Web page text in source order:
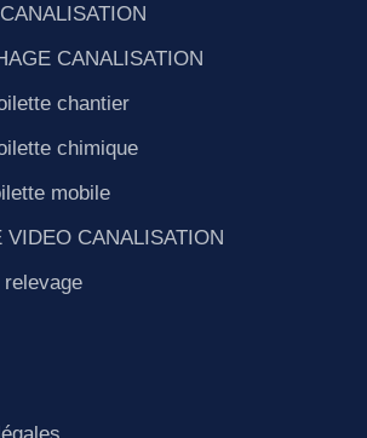
CANALISATION
chantier
chimique
mobile
VIDEO CANALISATION
relevage